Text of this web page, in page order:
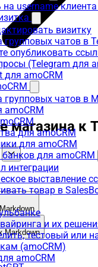
на username
визитку
чатов в
опубликовать
(Telegram для
для amoCRM
чатов в
amoCRM
для amoCRM
для amoCRM
для amoCRM
интеграции
выставление
товар в
и их
тестовый или
(amoCRM)
amoCRM
магазина к
Markdown